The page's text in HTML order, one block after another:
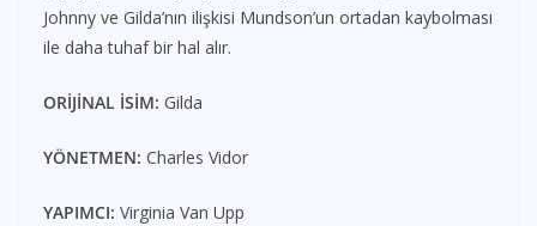
Johnny ve Gilda’nın ilişkisi Mundson’un ortadan kaybolması
ile daha tuhaf bir hal alır.
ORİJİNAL İSİM: Gilda
YÖNETMEN: Charles Vidor
YAPIMCI: Virginia Van Upp